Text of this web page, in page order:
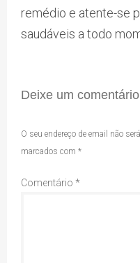
remédio e atente-se
saudáveis a todo
Deixe um comentário
O seu endereço de email não
marcados com *
Comentário *